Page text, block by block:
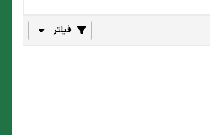
فیلتر